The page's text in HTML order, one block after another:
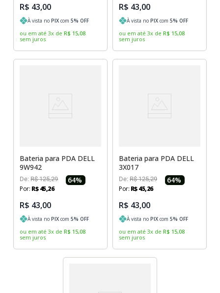
R$ 43,00
À vista noPIX com5% OFF
ou em até 3x de R$ 15,08
sem juros
R$ 43,00
À vista no PIX com 5% OFF
ou em até 3x de R$ 15,08
sem juros
Bateria para PDA DELL
9W942
De:R$ 125,29 64%
Por: R$ 45,26
R$ 43,00
À vista noPIX com5% OFF
ou em até 3x de R$ 15,08
sem juros
Bateria para PDA DELL
3X017
De: R$ 125,29 64%
Por: R$45,26
R$ 43,00
À vista no PIX com 5% OFF
ou em até 3x de R$ 15,08
sem juros